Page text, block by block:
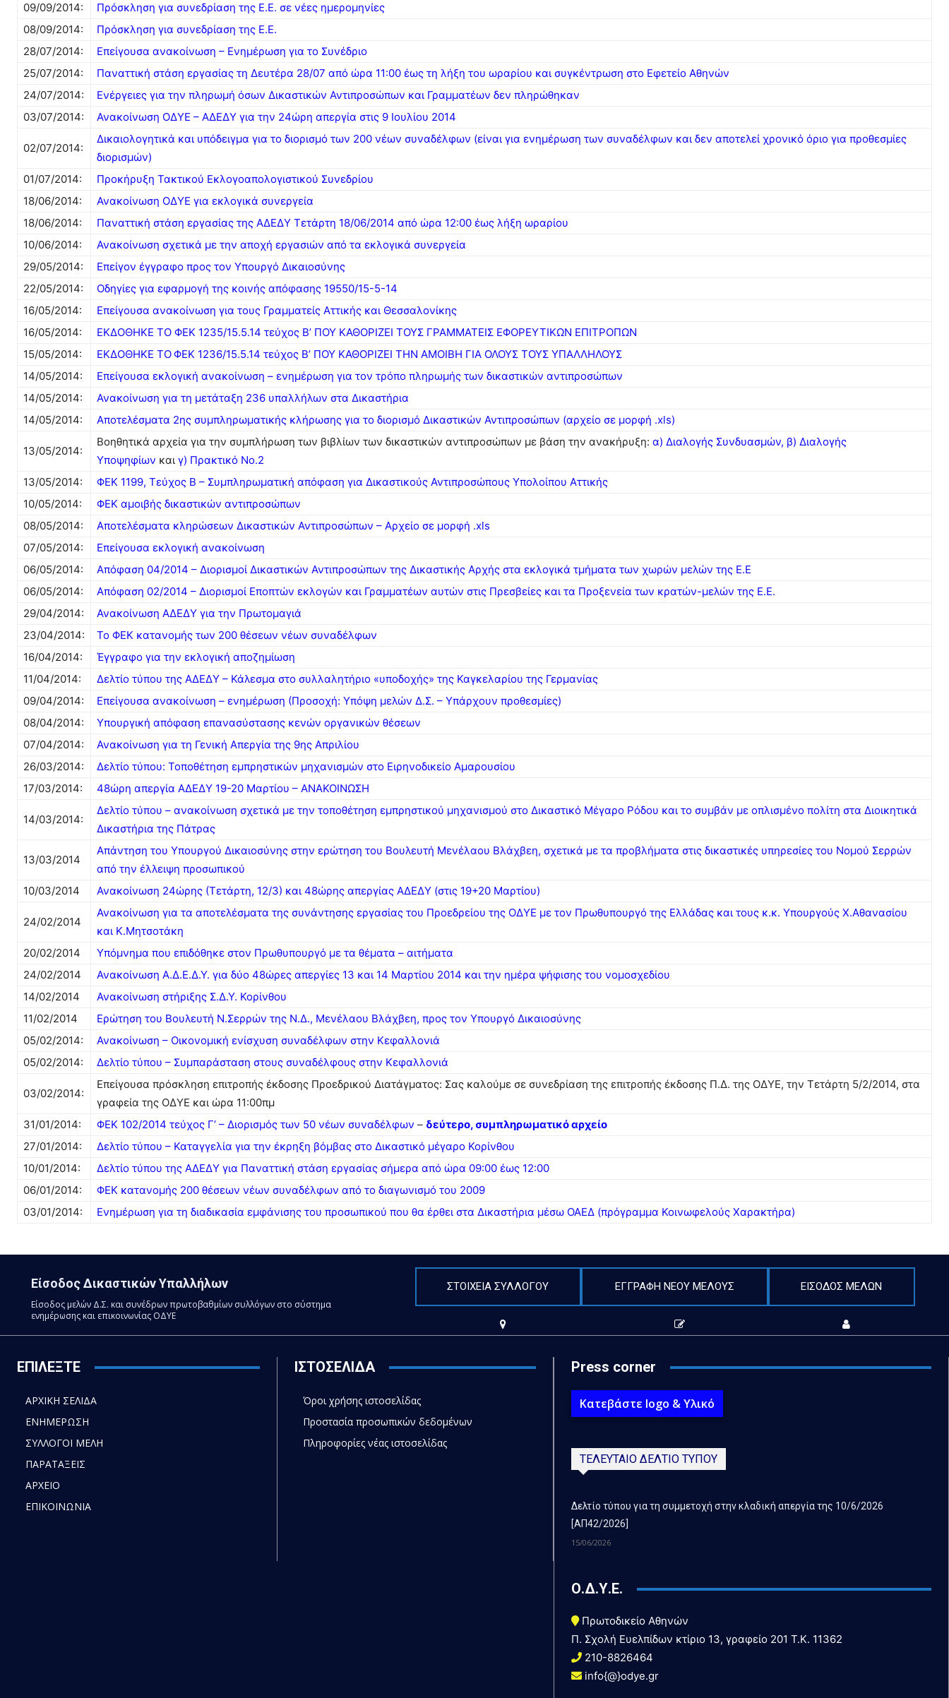
09/09/2014:
Πρόσκληση για συνεδρίαση της Ε.Ε. σε νέες ημερομηνίες
08/09/2014:
Πρόσκληση για συνεδρίαση της Ε.Ε.
28/07/2014:
Επείγουσα ανακοίνωση – Ενημέρωση για το Συνέδριο
25/07/2014:
Παναττική στάση εργασίας τη Δευτέρα 28/07 από ώρα 11:00 έως τη λήξη του ωραρίου και συγκέντρωση στο Εφετείο Αθηνών
24/07/2014:
Ενέργειες για την πληρωμή όσων Δικαστικών Αντιπροσώπων και Γραμματέων δεν πληρώθηκαν
03/07/2014:
Ανακοίνωση ΟΔΥΕ – ΑΔΕΔΥ για την 24ώρη απεργία στις 9 Ιουλίου 2014
02/07/2014:
Δικαιολογητικά και υπόδειγμα για το διορισμό των 200 νέων συναδέλφων (είναι για ενημέρωση των συναδέλφων και δεν αποτελεί χρονικό όριο για προθεσμίες
διορισμών)
01/07/2014:
Προκήρυξη Τακτικού Εκλογοαπολογιστικού Συνεδρίου
18/06/2014:
Ανακοίνωση ΟΔΥΕ για εκλογικά συνεργεία
18/06/2014:
Παναττική στάση εργασίας της ΑΔΕΔΥ Τετάρτη 18/06/2014 από ώρα 12:00 έως λήξη ωραρίου
10/06/2014:
Ανακοίνωση σχετικά με την αποχή εργασιών από τα εκλογικά συνεργεία
29/05/2014:
Επείγον έγγραφο προς τον Υπουργό Δικαιοσύνης
22/05/2014:
Οδηγίες για εφαρμογή της κοινής απόφασης 19550/15-5-14
16/05/2014:
Επείγουσα ανακοίνωση για τους Γραμματείς Αττικής και Θεσσαλονίκης
16/05/2014:
ΕΚΔΟΘΗΚΕ ΤΟ ΦΕΚ 1235/15.5.14 τεύχος Β’ ΠΟΥ ΚΑΘΟΡΙΖΕΙ ΤΟΥΣ ΓΡΑΜΜΑΤΕΙΣ ΕΦΟΡΕΥΤΙΚΩΝ ΕΠΙΤΡΟΠΩΝ
15/05/2014:
ΕΚΔΟΘΗΚΕ ΤΟΦΕΚ 1236/15.5.14 τεύχος Β’ ΠΟΥ ΚΑΘΟΡΙΖΕΙ ΤΗΝ ΑΜΟΙΒΗ ΓΙΑ ΟΛΟΥΣ ΤΟΥΣ ΥΠΑΛΛΗΛΟΥΣ
14/05/2014:
Επείγουσα εκλογική ανακοίνωση – ενημέρωση για τον τρόπο πληρωμής των δικαστικών αντιπροσώπων
14/05/2014:
Ανακοίνωση για τη μετάταξη 236 υπαλλήλων στα Δικαστήρια
14/05/2014:
Αποτελέσματα 2ης συμπληρωματικής κλήρωσης για το διορισμό Δικαστικών Αντιπροσώπων (αρχείο σε μορφή .xls)
13/05/2014:
Βοηθητικά αρχεία για την συμπλήρωση των βιβλίων των δικαστικών αντιπροσώπων με βάση την ανακήρυξη: α) Διαλογής Συνδυασμών, β) Διαλογής
Υποψηφίων και γ) Πρακτικό Νο.2
13/05/2014:
ΦΕΚ 1199, Τεύχος Β – Συμπληρωματική απόφαση για Δικαστικούς Αντιπροσώπους Υπολοίπου Αττικής
10/05/2014:
ΦΕΚ αμοιβής δικαστικών αντιπροσώπων
08/05/2014:
Αποτελέσματα κληρώσεων Δικαστικών Αντιπροσώπων – Αρχείο σε μορφή .xls
07/05/2014:
Επείγουσα εκλογική ανακοίνωση
06/05/2014:
Απόφαση 04/2014 – Διορισμοί Δικαστικών Αντιπροσώπων της Δικαστικής Αρχής στα εκλογικά τμήματα των χωρών μελών της Ε.Ε
06/05/2014:
Απόφαση 02/2014 – Διορισμοί Εποπτών εκλογών και Γραμματέων αυτών στις Πρεσβείες και τα Προξενεία των κρατών-μελών της Ε.Ε.
29/04/2014:
Ανακοίνωση ΑΔΕΔΥ για την Πρωτομαγιά
23/04/2014:
Το ΦΕΚ κατανομής των 200 θέσεων νέων συναδέλφων
16/04/2014:
Έγγραφο για την εκλογική αποζημίωση
11/04/2014:
Δελτίο τύπου της ΑΔΕΔΥ – Κάλεσμα στο συλλαλητήριο «υποδοχής» της Καγκελαρίου της Γερμανίας
09/04/2014:
Επείγουσα ανακοίνωση – ενημέρωση (Προσοχή: Υπόψη μελών Δ.Σ. – Υπάρχουν προθεσμίες)
08/04/2014:
Υπουργική απόφαση επανασύστασης κενών οργανικών θέσεων
07/04/2014:
Ανακοίνωση για τη Γενική Απεργία της 9ης Απριλίου
26/03/2014:
Δελτίο τύπου: Τοποθέτηση εμπρηστικών μηχανισμών στο Ειρηνοδικείο Αμαρουσίου
17/03/2014:
48ώρη απεργία ΑΔΕΔΥ 19-20 Μαρτίου – ΑΝΑΚΟΙΝΩΣΗ
14/03/2014:
Δελτίο τύπου – ανακοίνωση σχετικά με την τοποθέτηση εμπρηστικού μηχανισμού στο Δικαστικό Μέγαρο Ρόδου και το συμβάν με οπλισμένο πολίτη στα Διοικητικά
Δικαστήρια της Πάτρας
13/03/2014
Απάντηση του Υπουργού Δικαιοσύνης στην ερώτηση του Βουλευτή Μενέλαου Βλάχβεη, σχετικά με τα προβλήματα στις δικαστικές υπηρεσίες του Νομού Σερρών
από την έλλειψη προσωπικού
10/03/2014
Ανακοίνωση 24ώρης (Τετάρτη, 12/3) και 48ώρης απεργίας ΑΔΕΔΥ (στις 19+20 Μαρτίου)
24/02/2014
Ανακοίνωση για τα αποτελέσματα της συνάντησης εργασίας του Προεδρείου της ΟΔΥΕ με τον Πρωθυπουργό της Ελλάδας και τους κ.κ. Υπουργούς Χ.Αθανασίου
και Κ.Μητσοτάκη
20/02/2014
Υπόμνημα που επιδόθηκε στον Πρωθυπουργό με τα θέματα – αιτήματα
24/02/2014
Ανακοίνωση Α.Δ.Ε.Δ.Υ. για δύο 48ώρες απεργίες 13 και 14 Μαρτίου 2014 και την ημέρα ψήφισης του νομοσχεδίου
14/02/2014
Ανακοίνωση στήριξης Σ.Δ.Υ. Κορίνθου
11/02/2014
Ερώτηση του Βουλευτή Ν.Σερρών της Ν.Δ., Μενέλαου Βλάχβεη, προς τον Υπουργό Δικαιοσύνης
05/02/2014:
Ανακοίνωση – Οικονομική ενίσχυση συναδέλφων στην Κεφαλλονιά
05/02/2014:
Δελτίο τύπου – Συμπαράσταση στους συναδέλφους στην Κεφαλλονιά
03/02/2014:
Επείγουσα πρόσκληση επιτροπής έκδοσης Προεδρικού Διατάγματος: Σας καλούμε σε συνεδρίαση της επιτροπής έκδοσης Π.Δ. της ΟΔΥΕ, την Τετάρτη 5/2/2014, στα
γραφεία της ΟΔΥΕ και ώρα 11:00πμ
31/01/2014:
ΦΕΚ 102/2014 τεύχος Γ’ – Διορισμός των 50 νέων συναδέλφων – δεύτερο, συμπληρωματικό αρχείο
27/01/2014:
Δελτίο τύπου – Καταγγελία για την έκρηξη βόμβας στο Δικαστικό μέγαρο Κορίνθου
10/01/2014:
Δελτίο τύπου της ΑΔΕΔΥ για Παναττική στάση εργασίας σήμερα από ώρα 09:00 έως 12:00
06/01/2014:
ΦΕΚ κατανομής 200 θέσεων νέων συναδέλφων από το διαγωνισμό του 2009
03/01/2014:
Ενημέρωση για τη διαδικασία εμφάνισης του προσωπικού που θα έρθει στα Δικαστήρια μέσω ΟΑΕΔ (πρόγραμμα Κοινωφελούς Χαρακτήρα)
Είσοδος Δικαστικών Υπαλλήλων
Είσοδος μελών Δ.Σ. και συνέδρων πρωτοβαθμίων συλλόγων στο σύστημα
ενημέρωσης και επικοινωνίας ΟΔΥΕ
ΣΤΟΙΧΕΙΑ ΣΥΛΛΟΓΟΥ ΕΓΓΡΑΦΗ ΝΕΟΥ ΜΕΛΟΥΣ ΕΙΣΟΔΟΣ ΜΕΛΩΝ
ΕΠΙΛΕΞΤΕ
ΑΡΧΙΚΗ ΣΕΛΙΔΑ
ΕΝΗΜΕΡΩΣΗ
ΣΥΛΛΟΓΟΙ ΜΕΛΗ
ΠΑΡΑΤΑΞΕΙΣ
ΑΡΧΕΙΟ
ΕΠΙΚΟΙΝΩΝΙΑ
ΙΣΤΟΣΕΛΙΔΑ
Όροι χρήσης ιστοσελίδας
Προστασία προσωπικών δεδομένων
Πληροφορίες νέας ιστοσελίδας
Press corner
Κατεβάστε logo & Υλικό
ΤΕΛΕΥΤΑΙΟ ΔΕΛΤΙΟ ΤΥΠΟΥ
Δελτίο τύπου για τη συμμετοχή στην κλαδική απεργία της 10/6/2026
[ΑΠ42/2026]
15/06/2026
Ο.Δ.Υ.Ε.
Πρωτοδικείο Αθηνών
Π. Σχολή Ευελπίδων κτίριο 13, γραφείο 201 T.K. 11362
210-8826464
info{@}odye.gr